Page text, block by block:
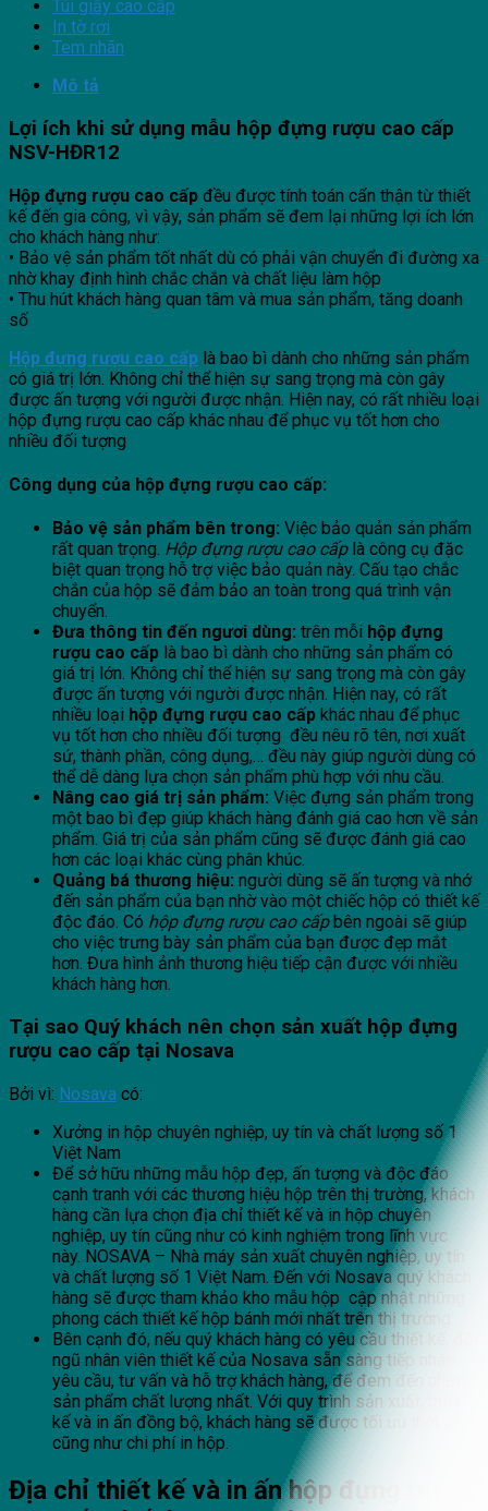
Túi giấy cao cấp
In tờ rơi
Tem nhãn
Mô tả
Lợi ích khi sử dụng mẫu hộp đựng rượu cao cấp
NSV-HĐR12
Hộp đựng rượu cao cấp đều được tính toán cẩn thận từ thiết
kế đến gia công, vì vậy, sản phẩm sẽ đem lại những lợi ích lớn
cho khách hàng như:
• Bảo vệ sản phẩm tốt nhất dù có phải vận chuyển đi đường xa
nhờ khay định hình chắc chắn và chất liệu làm hộp
• Thu hút khách hàng quan tâm và mua sản phẩm, tăng doanh
số
Hộp đựng rượu cao cấp là bao bì dành cho những sản phẩm
có giá trị lớn. Không chỉ thể hiện sự sang trọng mà còn gây
được ấn tượng với người được nhận. Hiện nay, có rất nhiều loại
hộp đựng rượu cao cấp khác nhau để phục vụ tốt hơn cho
nhiều đối tượng
Công dụng của hộp đựng rượu cao cấp:
Bảo vệ sản phẩm bên trong: Việc bảo quản sản phẩm
rất quan trọng. Hộp đựng rượu cao cấplà công cụ đặc
biệt quan trọng hỗ trợ việc bảo quản này. Cấu tạo chắc
chắn của hộp sẽ đảm bảo an toàn trong quá trình vận
chuyển.
Đưa thông tin đến ngươi dùng: trên mỗi hộp đựng
rượu cao cấp là bao bì dành cho những sản phẩm có
giá trị lớn. Không chỉ thể hiện sự sang trọng mà còn gây
được ấn tượng với người được nhận. Hiện nay, có rất
nhiều loại hộp đựng rượu cao cấp khác nhau để phục
vụ tốt hơn cho nhiều đối tượng đều nêu rõ tên, nơi xuất
sứ, thành phần, công dụng,… đều này giúp người dùng có
thể dễ dàng lựa chọn sản phẩm phù hợp với nhu cầu.
Nâng cao giá trị sản phẩm: Việc đựng sản phẩm trong
một bao bì đẹp giúp khách hàng đánh giá cao hơn về sản
phẩm. Giá trị của sản phẩm cũng sẽ được đánh giá cao
hơn các loại khác cùng phân khúc.
Quảng bá thương hiệu: người dùng sẽ ấn tượng và nhớ
đến sản phẩm của bạn nhờ vào một chiếc hộp có thiết kế
độc đáo. Có hộp đựng rượu cao cấpbên ngoài sẽ giúp
cho việc trưng bày sản phẩm của bạn được đẹp mắt
hơn. Đưa hình ảnh thương hiệu tiếp cận được với nhiều
khách hàng hơn.
Tại sao Quý khách nên chọn sản xuất hộp đựng
rượu cao cấp tại Nosava
Bởi vì: Nosava có:
Xưởng in hộp chuyên nghiệp, uy tín và chất lượng số 1
Việt Nam
Để sở hữu những mẫu hộp đẹp, ấn tượng và độc đáo
cạnh tranh với các thương hiệu hộp trên thị trường, khách
hàng cần lựa chọn địa chỉ thiết kế và in hộp chuyên
nghiệp, uy tín cũng như có kinh nghiệm trong lĩnh vực
này. NOSAVA – Nhà máy sản xuất chuyên nghiệp, uy tín
và chất lượng số 1 Việt Nam. Đến với Nosava quý khách
hàng sẽ được tham khảo kho mẫu hộp cập nhật những
phong cách thiết kế hộp bánh mới nhất trên thị trường.
Bên cạnh đó, nếu quý khách hàng có yêu cầu thiết kế, đội
ngũ nhân viên thiết kế của Nosava sẵn sàng tiếp nhận
yêu cầu, tư vấn và hỗ trợ khách hàng, để đem đến những
sản phẩm chất lượng nhất. Với quy trình sản xuất, thiết
kế và in ấn đồng bộ, khách hàng sẽ được tối ưu thời gian
cũng như chi phí in hộp.
Địa chỉ thiết kế và in ấn hộp đựng rượu